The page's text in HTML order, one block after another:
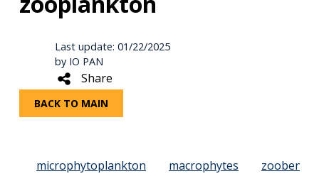
Last update: 01/22/2025
by IO PAN
Share
BACK TO MAIN
microphytoplankton macrophytes